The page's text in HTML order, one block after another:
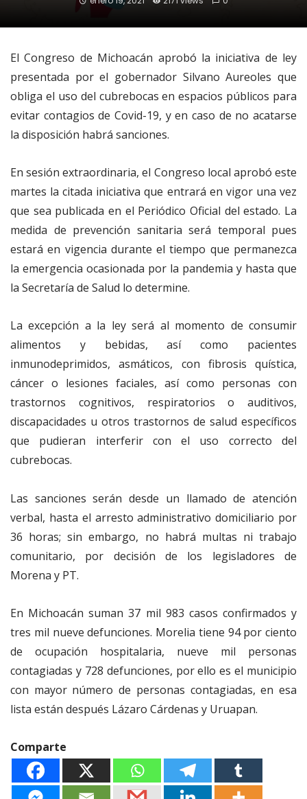
El Congreso de Michoacán aprobó la iniciativa de ley
presentada por el gobernador Silvano Aureoles que
obliga el uso del cubrebocas en espacios públicos para
evitar contagios de Covid-19, y en caso de no acatarse
la disposición habrá sanciones.
En sesión extraordinaria, el Congreso local aprobó este
martes la citada iniciativa que entrará en vigor una vez
que sea publicada en el Periódico Oficial del estado. La
medida de prevención sanitaria será temporal pues
estará en vigencia durante el tiempo que permanezca
la emergencia ocasionada por la pandemia y hasta que
la Secretaría de Salud lo determine.
La excepción a la ley será al momento de consumir
alimentos y bebidas, así como pacientes
inmunodeprimidos, asmáticos, con fibrosis quística,
cáncer o lesiones faciales, así como personas con
trastornos cognitivos, respiratorios o auditivos,
discapacidades u otros trastornos de salud específicos
que pudieran interferir con el uso correcto del
cubrebocas.
Las sanciones serán desde un llamado de atención
verbal, hasta el arresto administrativo domiciliario por
36 horas; sin embargo, no habrá multas ni trabajo
comunitario, por decisión de los legisladores de
Morena y PT.
En Michoacán suman 37 mil 983 casos confirmados y
tres mil nueve defunciones. Morelia tiene 94 por ciento
de ocupación hospitalaria, nueve mil personas
contagiadas y 728 defunciones, por ello es el municipio
con mayor número de personas contagiadas, en esa
lista están después Lázaro Cárdenas y Uruapan.
Comparte